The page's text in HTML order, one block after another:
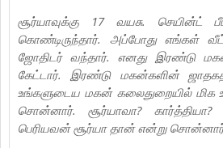
சூர்யாவுக்கு 17 வயசு. செயின்ட்
கொண்டிருந்தார். அப்போது எங்கள்
ஜோதிடர் வந்தார். எனது இரண்டு
கேட்டார். இரண்டு மகன்களின்
உங்களுடைய மகன் கலைதுறையில் மிக
சொன்னார். சூர்யாவா?
பெரியவன் சூர்யா தான் என்று